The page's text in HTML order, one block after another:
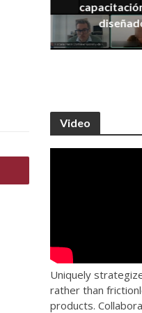
Video
Uniquely
rather than
products.